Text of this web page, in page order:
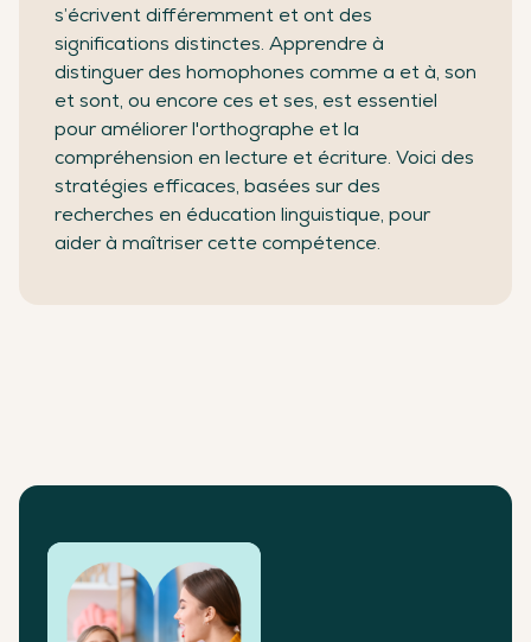
s’écrivent différemment et ont des
significations distinctes. Apprendre à
distinguer des homophones comme a et à, son
et sont, ou encore ces et ses, est essentiel
pour améliorer l'orthographe et la
compréhension en lecture et écriture. Voici des
stratégies efficaces, basées sur des
recherches en éducation linguistique, pour
aider à maîtriser cette compétence.